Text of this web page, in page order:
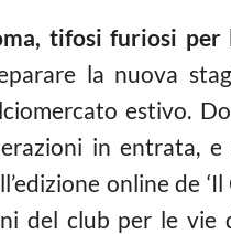
tifosi furiosi per
la nuova
estivo.
in entrata,
online de
del club per le vie